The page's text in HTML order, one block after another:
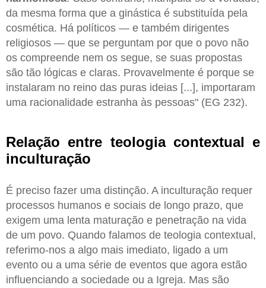
da mesma forma que a ginástica é substituída pela
cosmética. Há políticos — e também dirigentes
religiosos — que se perguntam por que o povo não
os compreende nem os segue, se suas propostas
são tão lógicas e claras. Provavelmente é porque se
instalaram no reino das puras ideias [...], importaram
uma racionalidade estranha às pessoas" (EG 232).
Relação entre teologia contextual e
inculturação
É preciso fazer uma distinção. A inculturação requer
processos humanos e sociais de longo prazo, que
exigem uma lenta maturação e penetração na vida
de um povo. Quando falamos de teologia contextual,
referimo-nos a algo mais imediato, ligado a um
evento ou a uma série de eventos que agora estão
influenciando a sociedade ou a Igreja. Mas são